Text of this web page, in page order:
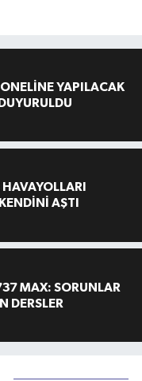
YAPILACAK
HAVAYOLLARI
AŞTI
MAX: SORUNLAR
DERSLER